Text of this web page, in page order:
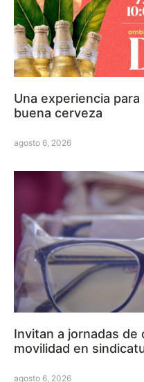
Una experiencia
buena cerveza
agosto 6, 2026
Invitan a jornadas de
movilidad en
agosto 6, 2026